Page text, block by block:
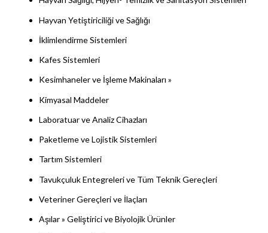
Hayvan Yetiştiriciliği ve Sağlığı
İklimlendirme Sistemleri
Kafes Sistemleri
Kesimhaneler ve İşleme Makinaları »
Kimyasal Maddeler
Laboratuar ve Analiz Cihazları
Paketleme ve Lojistik Sistemleri
Tartım Sistemleri
Tavukçuluk Entegreleri ve Tüm Teknik Gereçleri
Veteriner Gereçleri ve İlaçları
Aşılar » Geliştirici ve Biyolojik Ürünler